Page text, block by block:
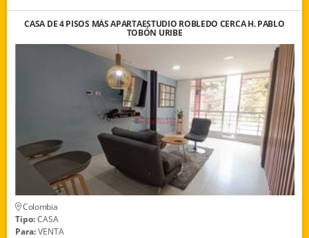
CASA DE 4 PISOS MÁS APARTAESTUDIO ROBLEDO CERCA H. PABLO
TOBÓN URIBE
Colombia
Tipo:CASA
Para:VENTA